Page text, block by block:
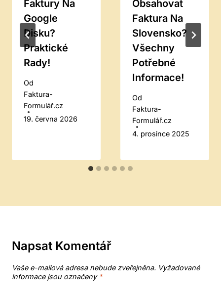
Faktury Na
Google
Disku?
Praktické
Rady!
Od
Faktura-
Formulář.cz
19. června 2026
Obsahovat
Faktura Na
Slovensko?
Všechny
Potřebné
Informace!
Od
Faktura-
Formulář.cz
4. prosince 2025
Napsat Komentář
Vaše e-mailová adresa nebude zveřejněna. Vyžadované
informace jsou označeny *